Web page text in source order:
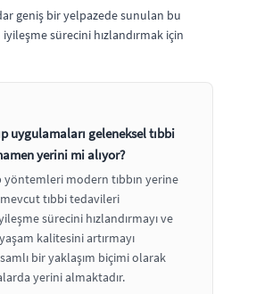
geniş bir yelpazede sunulan bu
sürecini hızlandırmak için
uygulamaları geleneksel tıbbi
yerini mi alıyor?
yöntemleri modern tıbbın yerine
tıbbi tedavileri
sürecini hızlandırmayı ve
kalitesini artırmayı
bir yaklaşım biçimi olarak
yerini almaktadır.